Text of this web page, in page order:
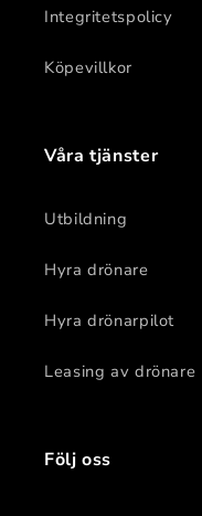
Integritetspolicy
Köpevillkor
Våra tjänster
Utbildning
Hyra drönare
Hyra drönarpilot
Leasing av drönare
Följ oss